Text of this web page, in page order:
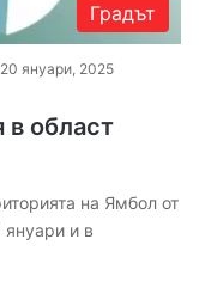
Градът
януари, 2025
в област
на Ямбол от
януари и в